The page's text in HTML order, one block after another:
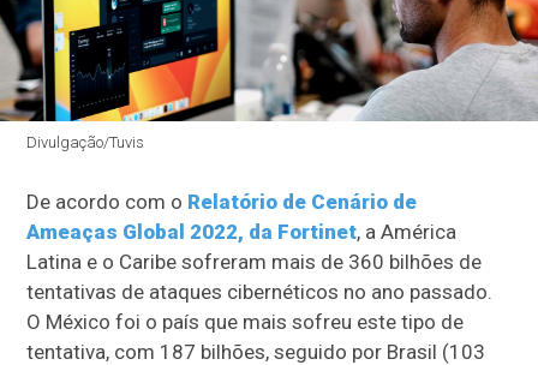
Divulgação/Tuvis
De acordo com o Relatório de Cenário de
Ameaças Global 2022, da Fortinet, a América
Latina e o Caribe sofreram mais de 360 bilhões de
tentativas de ataques cibernéticos no ano passado.
O México foi o país que mais sofreu este tipo de
tentativa, com 187 bilhões, seguido por Brasil (103